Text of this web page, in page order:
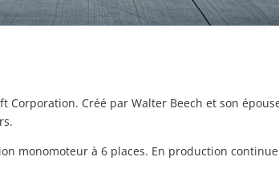
Créé par Walter Beech et son
monomoteur à 6 places. En production